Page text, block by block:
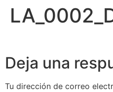
Deja una
Tu dirección de correo